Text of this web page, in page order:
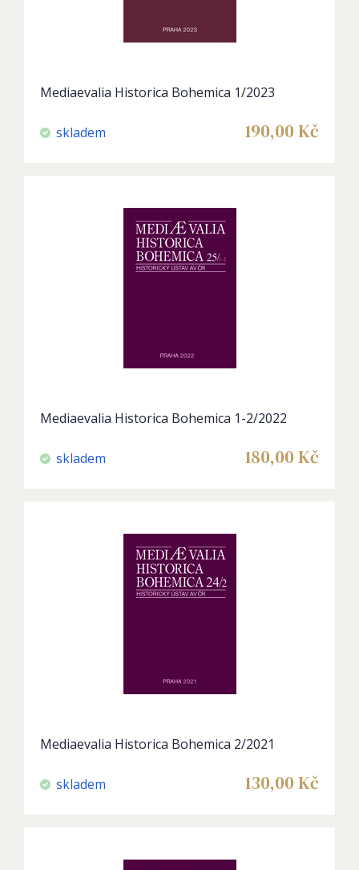
Mediaevalia Historica Bohemica 1/2023
skladem 190,00 Kč
Mediaevalia Historica Bohemica 1-2/2022
skladem 180,00 Kč
Mediaevalia Historica Bohemica 2/2021
skladem 130,00 Kč